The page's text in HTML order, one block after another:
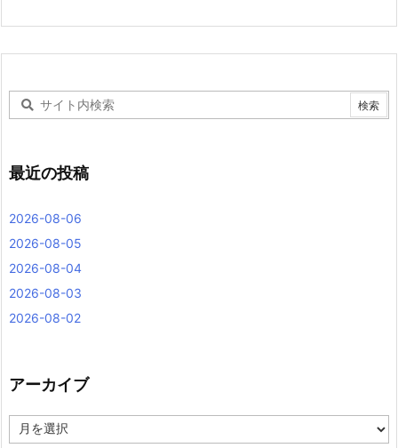
最近の投稿
2026-08-06
2026-08-05
2026-08-04
2026-08-03
2026-08-02
アーカイブ
ー